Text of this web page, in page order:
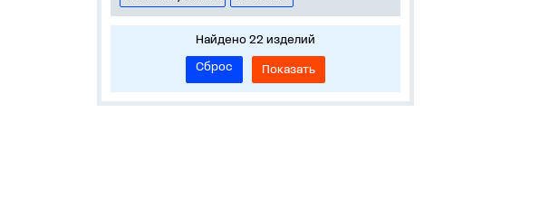
Найдено 22 изделий
Сброс
Показать